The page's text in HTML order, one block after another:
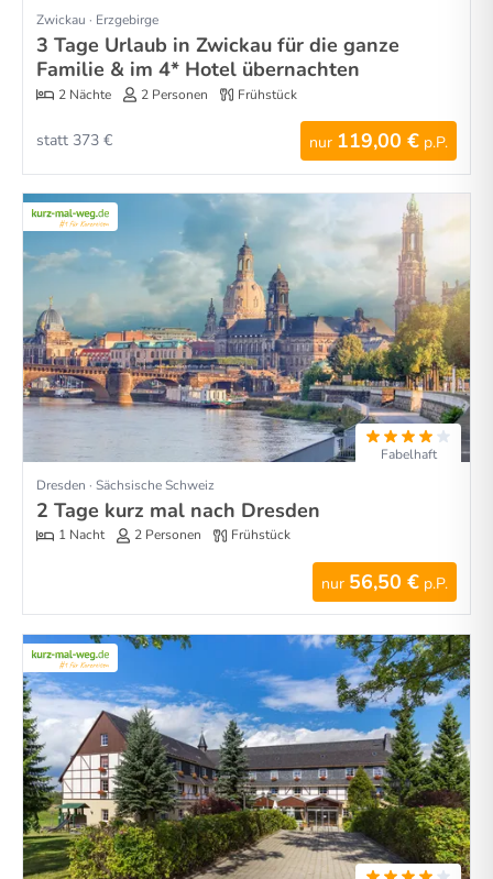
Zwickau · Erzgebirge
3 Tage Urlaub in Zwickau für die ganze
Familie & im 4* Hotel übernachten
2 Nächte 2 Personen Frühstück
nur 119,00 € p.P.
statt 373 €
Fabelhaft
Dresden · Sächsische Schweiz
2 Tage kurz mal nach Dresden
1 Nacht 2 Personen Frühstück
nur 56,50 € p.P.